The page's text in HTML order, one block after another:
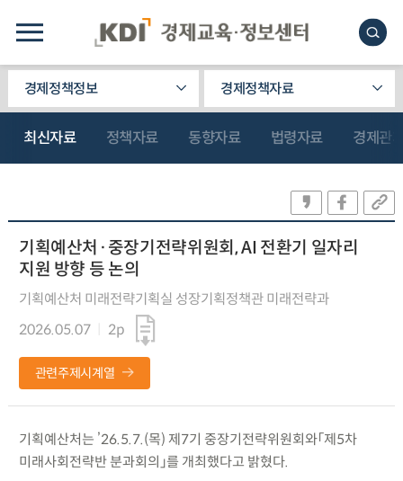
경제정책정보 경제정책자료
최신자료 정책자료 동향자료 법령자료 경제관
기획예산처·중장기전략위원회, AI 전환기 일자리
지원 방향 등 논의
기획예산처 미래전략기획실 성장기획정책관 미래전략과
2026.05.07
2p
관련주제시계열
기획예산처는 ’26.5.7.(목) 제7기 중장기전략위원회와「제5차
미래사회전략반 분과회의」를 개최했다고 밝혔다.